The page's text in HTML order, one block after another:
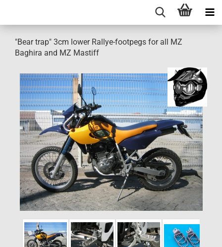
"Bear trap" 3cm lower Rallye-footpegs for all MZ
Baghira and MZ Mastiff